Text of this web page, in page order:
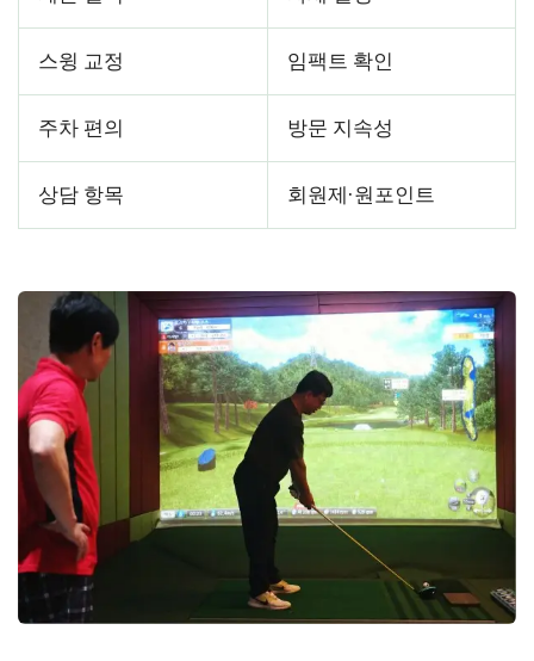
스윙 교정 임팩트 확인
주차 편의 방문 지속성
상담 항목 회원제·원포인트